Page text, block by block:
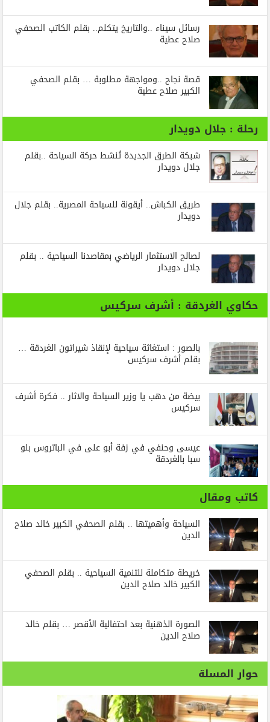
رسائل‭ ‬سيناء‭.. ‬والتاريخ‭ ‬يتكلم.. بقلم الكاتب الصحفي
صلاح عطية
قصة نجاح ..ومواجهة مطلوبة … بقلم الصحفي
الكبير صلاح عطية
رحلة : جلال دويدار
شبكة الطرق الجديدة تُنشط حركة السياحة ..بقلم
جلال دويدار
طريق الكباش.. أيقونة للسياحة المصرية.. بقلم جلال
دويدار
لصالح الاستثمار الرياضي بمقاصدنا السياحية .. بقلم
جلال دويدار
حكاوي الغردقة : أشرف سركيس
بالصور : استغاثة سياحية لإنقاذ شيراتون الغردقة …
بقلم أشرف سركيس
بيضة من دهب يا وزير السياحة والاثار .. فكرة أشرف
سركيس
عيسى وحنفي في زفة أبو على في الباتروس بلو
سبا بالغردقة
كاتب ومقال
السياحة وأهميتها .. بقلم الصحفي الكبير خالد صلاح
الدين
خريطة متكاملة للتنمية السياحية .. بقلم الصحفي
الكبير خالد صلاح الدين
الصورة الذهنية بعد احتفالية الأقصر … بقلم خالد
صلاح الدين
حوار المسلة